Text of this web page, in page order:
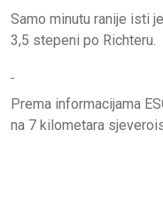
Samo minutu ranije isti
3,5 stepeni po Richteru.
Prema informacijama
na 7 kilometara